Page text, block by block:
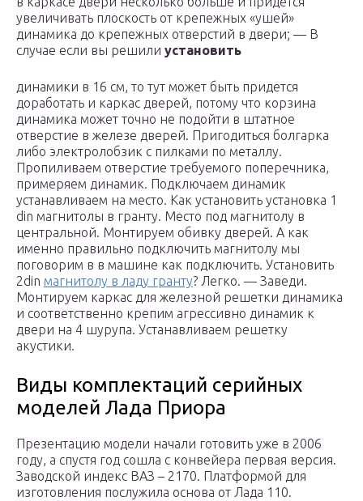
увеличивать плоскость от крепежных «ушей»
динамика до крепежных отверстий в двери; — В
случае если вы решили установить
динамики в 16 см, то тут может быть придется
доработать и каркас дверей, потому что корзина
динамика может точно не подойти в штатное
отверстие в железе дверей. Пригодиться болгарка
либо электролобзик с пилками по металлу.
Пропиливаем отверстие требуемого поперечника,
примеряем динамик. Подключаем динамик
устанавливаем на место. Как установить установка 1
din магнитолы в гранту. Место под магнитолу в
центральной. Монтируем обивку дверей. А как
именно правильно подключить магнитолу мы
поговорим в в машине как подключить. Установить
2din магнитолу в ладу гранту? Легко. — Заведи.
Монтируем каркас для железной решетки динамика
и соответственно крепим агрессивно динамик к
двери на 4 шурупа. Устанавливаем решетку
акустики.
Виды комплектаций серийных
моделей Лада Приора
Презентацию модели начали готовить уже в 2006
году, а спустя год сошла с конвейера первая версия.
Заводской индекс ВАЗ – 2170. Платформой для
изготовления послужила основа от Лада 110.